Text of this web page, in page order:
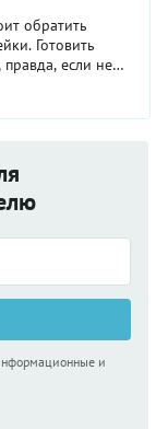
обратить
Готовить
если не
и